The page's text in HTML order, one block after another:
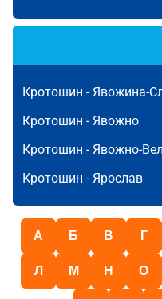
Кротошин - Явожина-
Кротошин - Явожно
Кротошин - Явожно-
Кротошин - Ярослав
А Б В Г
Л М Н О